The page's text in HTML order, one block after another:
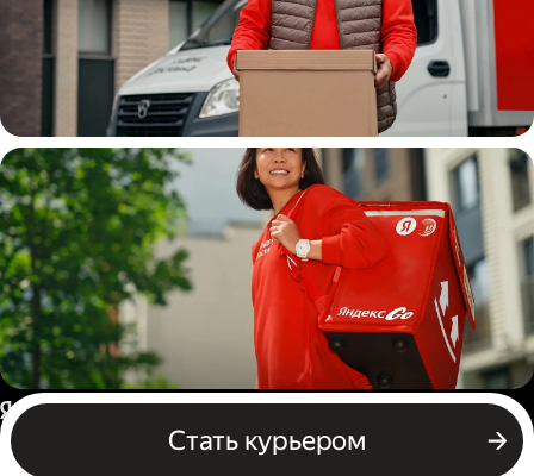
Водитель
грузовой машины
Пеший курьер
Стать курьером
Россия